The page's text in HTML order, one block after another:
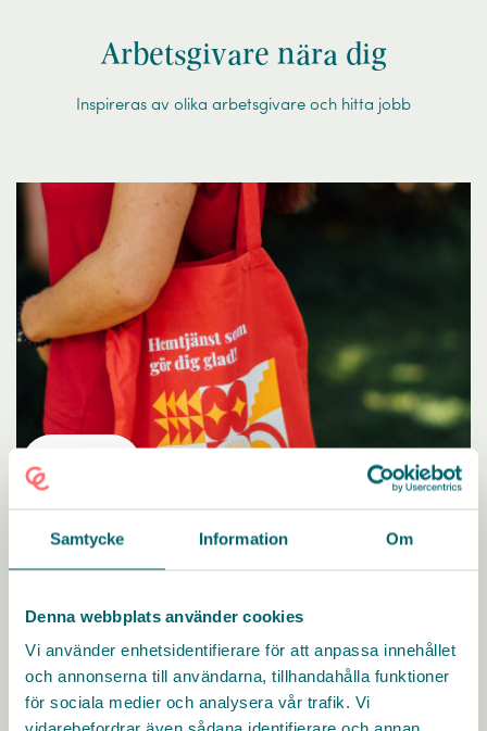
Samtycke Information Om
Denna webbplats använder cookies
Vi använder enhetsidentifierare för att anpassa innehållet
och annonserna till användarna, tillhandahålla funktioner
för sociala medier och analysera vår trafik. Vi
Arbetsgivare nära dig
Inspireras av olika arbetsgivare och hitta jobb
AdeoCare
och nyfiken? Här får du möjlighet att klättra och
utvecklas utifrån dina intressen.
KARRIÄRMÅL FÖRMÅNER LEDARSKAP
DIGITALA
VERKTYG
UTBILDNING